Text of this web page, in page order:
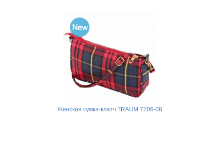
Женская сумка-клатч TRAUM 7206-08